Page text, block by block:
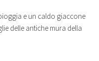
e un caldo giaccone
delle antiche mura della